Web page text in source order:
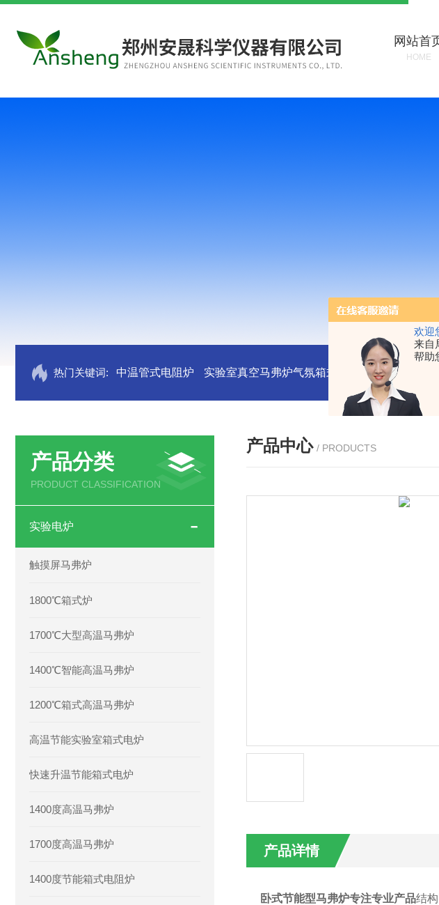
欢迎
来自
帮助
网站首
HOME
热门关键词: 中温管式电阻炉 实验室真空马弗炉气氛箱式炉厂家 灰分测定马
产品分类
PRODUCT CLASSIFICATION
实验电炉
触摸屏马弗炉
1800℃箱式炉
1700℃大型高温马弗炉
1400℃智能高温马弗炉
1200℃箱式高温马弗炉
高温节能实验室箱式电炉
快速升温节能箱式电炉
1400度高温马弗炉
1700度高温马弗炉
1400度节能箱式电阻炉
产品中心 / PRODUCTS
产品详情
卧式节能型马弗炉专注专业产品结